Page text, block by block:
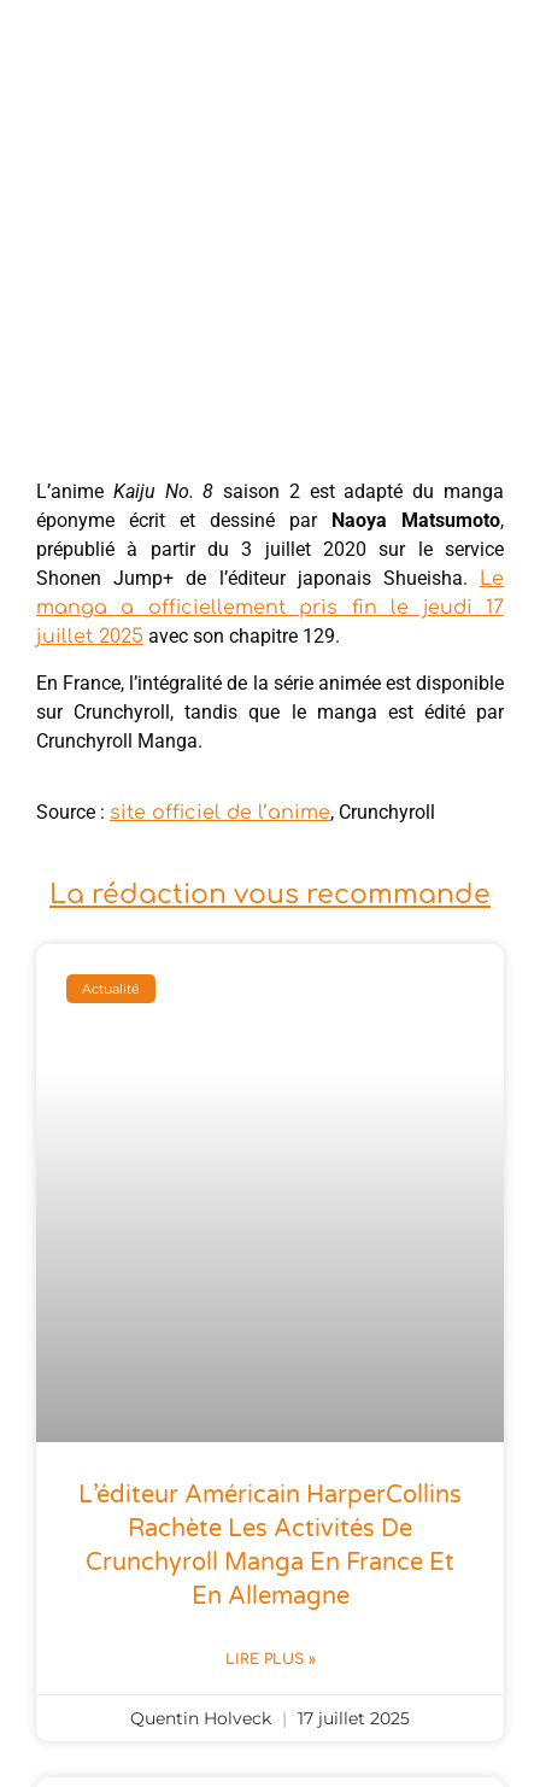
L’anime Kaiju No. 8saison 2 est adapté du manga
éponyme écrit et dessiné par Naoya Matsumoto,
prépublié à partir du 3 juillet 2020 sur le service
Shonen Jump+ de l’éditeur japonais Shueisha. Le
manga a officiellement pris fin le jeudi 17
juillet 2025 avec son chapitre 129.
En France, l’intégralité de la série animée est disponible
sur Crunchyroll, tandis que le manga est édité par
Crunchyroll Manga.
Source : site officiel de l’anime, Crunchyroll
La rédaction vous recommande
Actualité
L’éditeur Américain HarperCollins
Rachète Les Activités De
Crunchyroll Manga En France Et
En Allemagne
LIRE PLUS »
Quentin Holveck 17 juillet 2025